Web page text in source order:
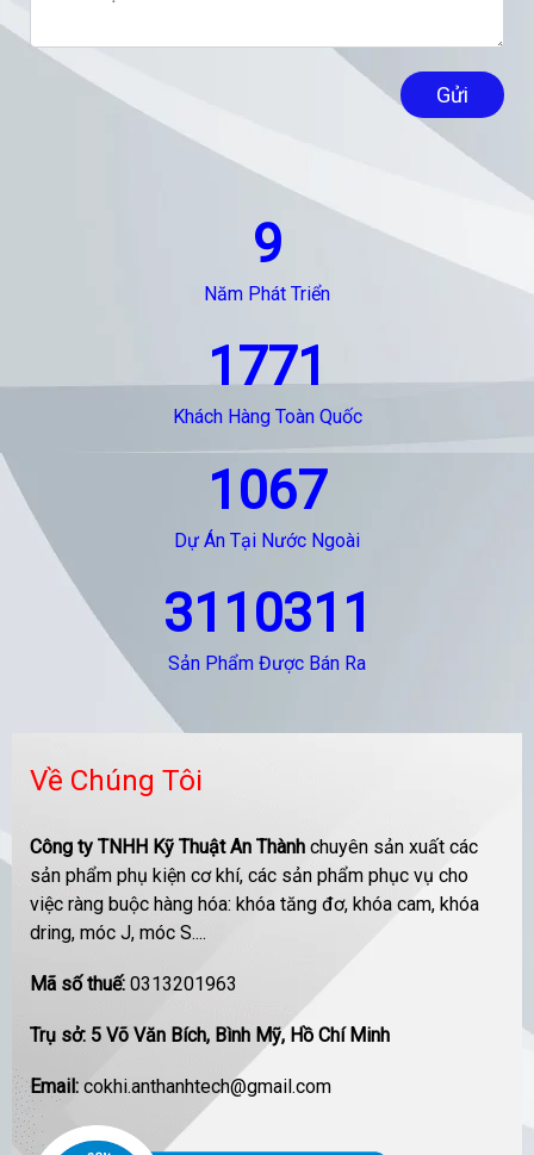
Gửi
9
Năm Phát Triển
1771
Khách Hàng Toàn Quốc
1067
Dự Án Tại Nước Ngoài
3110311
Sản Phẩm Được Bán Ra
Về Chúng Tôi
Công ty TNHH Kỹ Thuật An Thành chuyên sản xuất các
sản phẩm phụ kiện cơ khí, các sản phẩm phục vụ cho
việc ràng buộc hàng hóa: khóa tăng đơ, khóa cam, khóa
dring, móc J, móc S....
Mã số thuế: 0313201963
Trụ sở: 5 Võ Văn Bích, Bình Mỹ, Hồ Chí Minh
Email: cokhi.anthanhtech@gmail.com